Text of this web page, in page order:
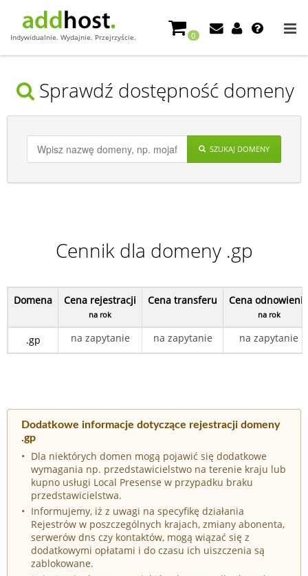
Indywidualnie. Wydajnie. Przejrzyście. 0
Sprawdź dostępność domeny
SZUKAJ DOMENY
Cennik dla domeny .gp
Domena Cena rejestracji
na rok
Cena transferu Cena odnowienia
na rok
.gp na zapytanie na zapytanie na zapytanie
Dodatkowe informacje dotyczące rejestracji domeny
.gp
Dla niektórych domen mogą pojawić się dodatkowe
wymagania np. przedstawicielstwo na terenie kraju lub
kupno usługi Local Presense w przypadku braku
przedstawicielstwa.
Informujemy, iż z uwagi na specyfikę działania
Rejestrów w poszczególnych krajach, zmiany abonenta,
serwerów dns czy kontaktów, mogą wiązać się z
dodatkowymi opłatami i do czasu ich uiszczenia są
zablokowane.